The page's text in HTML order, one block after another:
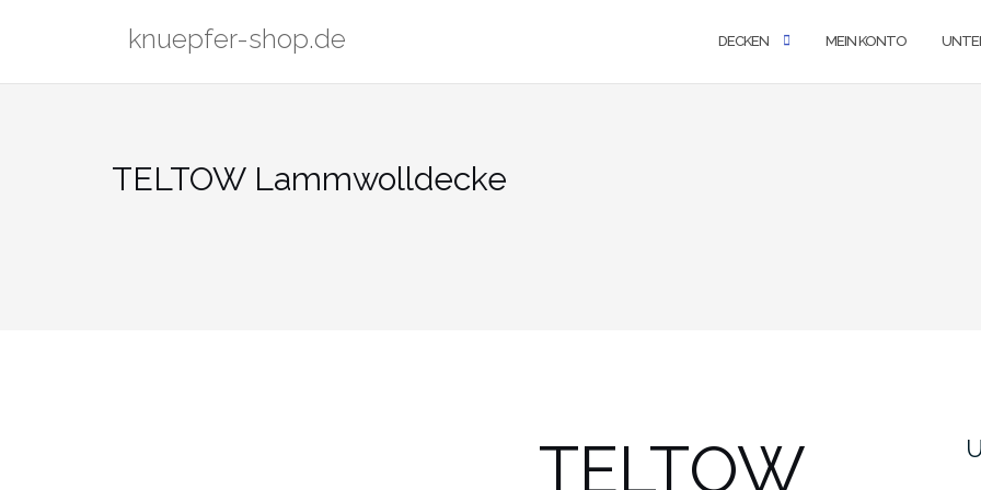
knuepfer-shop.de DECKEN MEIN KONTO
TELTOW Lammwolldecke
TELTOW